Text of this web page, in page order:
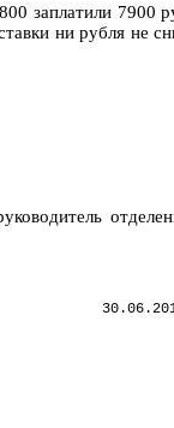
заплатили 7900
ни рубля не